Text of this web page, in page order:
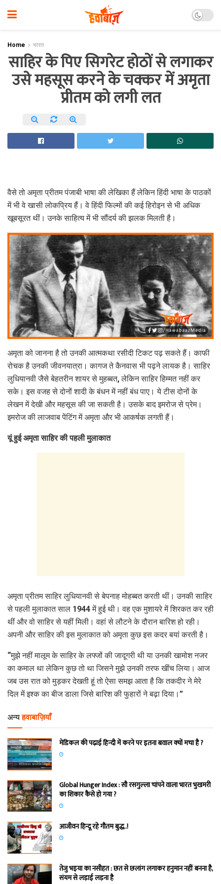
Home भारत
साहिर के पिए सिगरेट होठों से लगाकर
उसे महसूस करने के चक्कर में अमृता
प्रीतम को लगी लत
वैसे तो अमृता प्रीतम पंजाबी भाषा की लेखिका हैं लेकिन हिंदी भाषा के पाठकों
में भी वे खासी लोकप्रिय हैं। वे हिंदी फिल्मों की कई हिरोइन से भी अधिक
खूबसूरत थीं। उनके साहित्य में भी सौंदर्य की झलक मिलती है।
अमृता को जानना है तो उनकी आत्मकथा रसीदी टिकट पढ़ सकते हैं। काफी
रोचक है उनकी जीवनयात्रा। कागज ते कैनवास भी पढ़ने लायक है। साहिर
लुधियानवी जैसे बेहतरीन शायर से मुहब्बत, लेकिन साहिर हिम्मत नहीं कर
सके। इस वजह से दोनों शादी के बंधन में नहीं बंध पाए। ये टीस दोनों के
लेखन में देखी और महसूस की जा सकती है। उसके बाद इमरोज से प्रेम।
इमरोज की लाजवाब पेंटिंग में अमृता और भी आकर्षक लगती हैं।
यूं हुई अमृता साहिर की पहली मुलाकात
अमृता प्रीतम साहिर लुधियानवी से बेपनाह मोहब्बत करती थीं। उनकी साहिर
से पहली मुलाकात साल 1944 में हुई थी। वह एक मुशायरे में शिरकत कर रही
थीं और वो साहिर से यहीं मिली। वहां से लौटने के दौरान बारिश हो रही।
अपनी और साहिर की इस मुलाकात को अमृता कुछ इस कदर बयां करती है।
“मुझे नहीं मालूम के साहिर के लफ्जों की जादूगरी थी या उनकी खामोश नजर
का कमाल था लेकिन कुछ तो था जिसने मुझे उनकी तरफ खींच लिया। आज
जब उस रात को मुड़कर देखती हूं तो ऐसा समझ आता है कि तकदीर ने मेरे
दिल में इश्क का बीज डाला जिसे बारिश की फुहारों ने बढ़ा दिया।”
अन्य हवाबाज़ियाँ
मेडिकल की पढ़ाई हिन्‍दी में करने पर इतना बवाल क्‍यों मचा है ?
Global Hunger Index : सौ रसगुल्‍ला चांपने वाला भारत भुखमरी
का शिकार कैसे हो गया ?
आजीवन हिन्दू रहे गौतम बुद्ध..!
तेजु भइया का नसीहत : छत से छलांग लगाकर हनुमान नहीं बनना है,
संयम से लड़ाई लड़ना है